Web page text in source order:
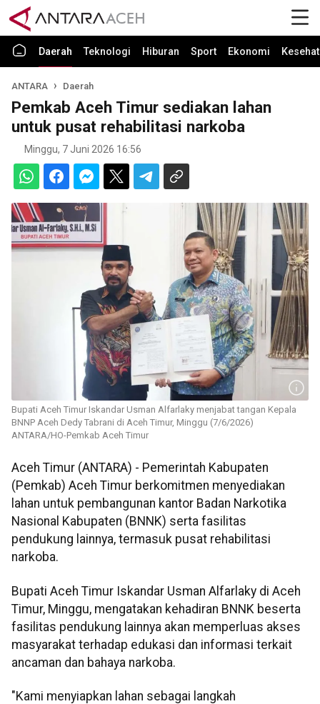
Daerah Teknologi Hiburan Sport Ekonomi
ANTARA Daerah
Pemkab Aceh Timur sediakan lahan
untuk pusat rehabilitasi narkoba
Minggu, 7 Juni 2026 16:56
Bupati Aceh Timur Iskandar Usman Alfarlaky menjabat tangan Kepala
BNNP Aceh Dedy Tabrani di Aceh Timur, Minggu (7/6/2026)
ANTARA/HO-Pemkab Aceh Timur
Aceh Timur (ANTARA) - Pemerintah Kabupaten
(Pemkab) Aceh Timur berkomitmen menyediakan
lahan untuk pembangunan kantor Badan Narkotika
Nasional Kabupaten (BNNK) serta fasilitas
pendukung lainnya, termasuk pusat rehabilitasi
narkoba.
Bupati Aceh Timur Iskandar Usman Alfarlaky di Aceh
Timur, Minggu, mengatakan kehadiran BNNK beserta
fasilitas pendukung lainnya akan memperluas akses
masyarakat terhadap edukasi dan informasi terkait
ancaman dan bahaya narkoba.
"Kami menyiapkan lahan sebagai langkah